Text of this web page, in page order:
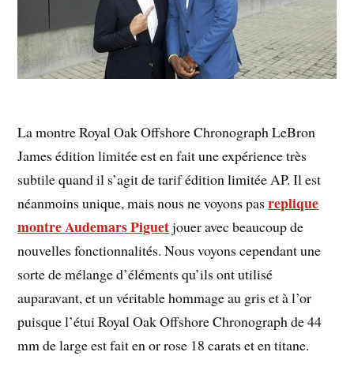
La montre Royal Oak Offshore Chronograph LeBron
James édition limitée est en fait une expérience très
subtile quand il s’agit de tarif édition limitée AP. Il est
néanmoins unique, mais nous ne voyons pasreplique
montre Audemars Piguetjouer avec beaucoup de
nouvelles fonctionnalités. Nous voyons cependant une
sorte de mélange d’éléments qu’ils ont utilisé
auparavant, et un véritable hommage au gris et à l’or
puisque l’étui Royal Oak Offshore Chronograph de 44
mm de large est fait en or rose 18 carats et en titane.